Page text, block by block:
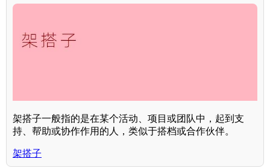
架搭子一般指的是在某个活动、项目或团队中，起到支
持、帮助或协作作用的人，类似于搭档或合作伙伴。
架搭子